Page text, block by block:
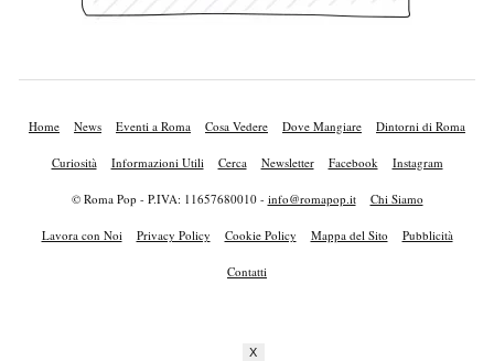
Home News Eventi a Roma Cosa Vedere Dove Mangiare Dintorni di Roma
Curiosità Informazioni Utili Cerca Newsletter Facebook Instagram
© Roma Pop - P.IVA: 11657680010 - info@romapop.it Chi Siamo
Lavora con Noi Privacy Policy Cookie Policy Mappa del Sito Pubblicità
Contatti
X